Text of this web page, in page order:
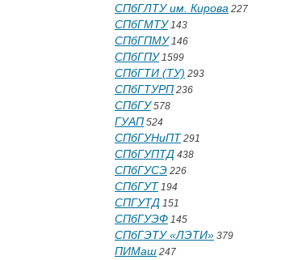
СПбГЛТУ им. Кирова 227
СПбГМТУ143
СПбГПМУ146
СПбГПУ1599
СПбГТИ (ТУ) 293
СПбГТУРП 236
СПбГУ578
ГУАП 524
СПбГУНиПТ 291
СПбГУПТД 438
СПбГУСЭ 226
СПбГУТ 194
СПГУТД 151
СПбГУЭФ 145
СПбГЭТУ «ЛЭТИ» 379
ПИМаш 247